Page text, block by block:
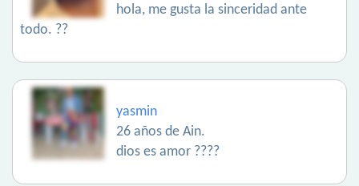
hola, me gusta la sinceridad ante
todo. ??
yasmin
26 años de Ain.
dios es amor ????